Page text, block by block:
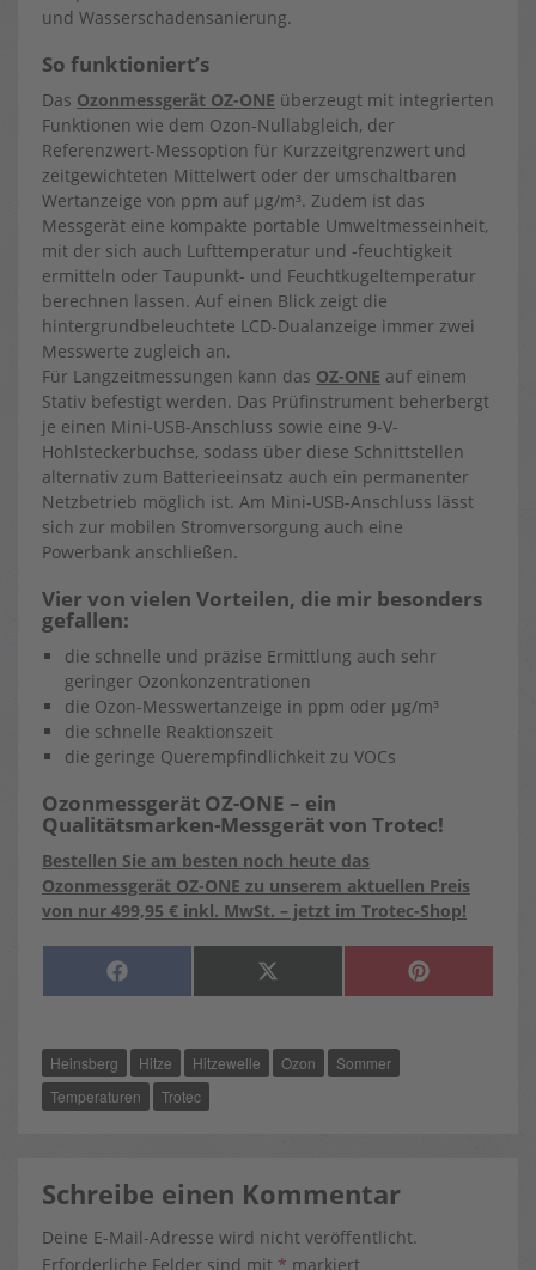
und Wasserschadensanierung.
So funktioniert’s
Das Ozonmessgerät OZ-ONE überzeugt mit integrierten
Funktionen wie dem Ozon-Nullabgleich, der
Referenzwert-Messoption für Kurzzeitgrenzwert und
zeitgewichteten Mittelwert oder der umschaltbaren
Wertanzeige von ppm auf µg/m³. Zudem ist das
Messgerät eine kompakte portable Umweltmesseinheit,
mit der sich auch Lufttemperatur und -feuchtigkeit
ermitteln oder Taupunkt- und Feuchtkugeltemperatur
berechnen lassen. Auf einen Blick zeigt die
hintergrundbeleuchtete LCD-Dualanzeige immer zwei
Messwerte zugleich an.
Für Langzeitmessungen kann das OZ-ONE auf einem
Stativ befestigt werden. Das Prüfinstrument beherbergt
je einen Mini-USB-Anschluss sowie eine 9-V-
Hohlsteckerbuchse, sodass über diese Schnittstellen
alternativ zum Batterieeinsatz auch ein permanenter
Netzbetrieb möglich ist. Am Mini-USB-Anschluss lässt
sich zur mobilen Stromversorgung auch eine
Powerbank anschließen.
Vier von vielen Vorteilen, die mir besonders
gefallen:
die schnelle und präzise Ermittlung auch sehr
geringer Ozonkonzentrationen
die Ozon-Messwertanzeige in ppm oder µg/m³
die schnelle Reaktionszeit
die geringe Querempfindlichkeit zu VOCs
Ozonmessgerät OZ-ONE – ein
Qualitätsmarken-Messgerät von Trotec!
Bestellen Sie am besten noch heute das
Ozonmessgerät OZ-ONE zu unserem aktuellen Preis
von nur 499,95 € inkl. MwSt. – jetzt im Trotec-Shop!
SHARE
F
A
O
K
SHARE
X
(
T
T
E
SHARE
P
I
Heinsberg Hitze Hitzewelle Ozon
Sommer
Temperaturen
Trotec
Schreibe einen Kommentar
Deine E-Mail-Adresse wird nicht veröffentlicht.
Erforderliche Felder sind mit * markiert